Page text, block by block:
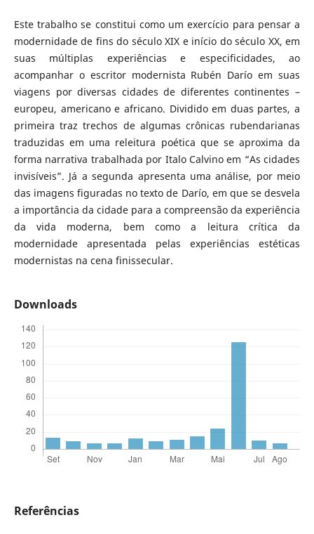
Este trabalho se constitui como um exercício para pensar a
modernidade de fins do século XIX e início do século XX, em
suas múltiplas experiências e especificidades, ao
acompanhar o escritor modernista Rubén Darío em suas
viagens por diversas cidades de diferentes continentes –
europeu, americano e africano. Dividido em duas partes, a
primeira traz trechos de algumas crônicas rubendarianas
traduzidas em uma releitura poética que se aproxima da
forma narrativa trabalhada por Italo Calvino em “As cidades
invisíveis”. Já a segunda apresenta uma análise, por meio
das imagens figuradas no texto de Darío, em que se desvela
a importância da cidade para a compreensão da experiência
da vida moderna, bem como a leitura crítica da
modernidade apresentada pelas experiências estéticas
modernistas na cena finissecular.
Downloads
Referências